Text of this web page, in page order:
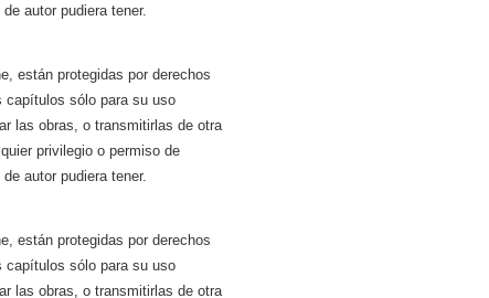
autor pudiera tener.
están protegidas por derechos
capítulos sólo para su uso
las obras, o transmitirlas de otra
privilegio o permiso de
autor pudiera tener.
están protegidas por derechos
capítulos sólo para su uso
las obras, o transmitirlas de otra